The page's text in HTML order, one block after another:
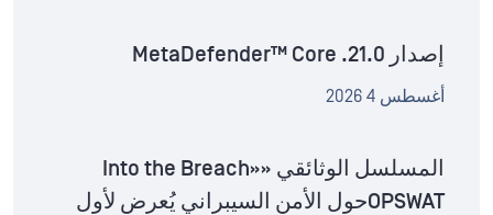
إصدار MetaDefender™ Core .21.0
أغسطس 4 2026
المسلسل الوثائقي «Into the Breach»
OPSWATحول الأمن السيبراني يُعرض لأول